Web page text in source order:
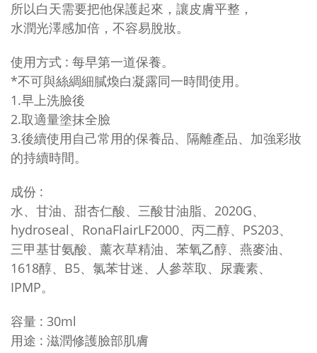
所以白天需要把他保護起來，讓皮膚平整，
水潤光澤感加倍，不容易脫妝。
使用方式 : 每早第一道保養。
*不可與絲綢細膩煥白凝露同一時間使用。
1.早上洗臉後
2.取適量塗抹全臉
3.後續使用自己常用的保養品、隔離產品、加強彩妝
的持續時間。
成份 :
水、甘油、甜杏仁酸、三酸甘油脂、2020G、
hydroseal、RonaFlairLF2000、 丙二醇、PS203、
三甲基甘氨酸、薰衣草精油、 苯氧乙醇、燕麥油、
1618醇、 B5、氯苯甘迷、人參萃取、尿囊素、
IPMP。
容量 : 30ml
用途 : 滋潤修護臉部肌膚